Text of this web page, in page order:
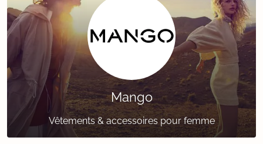
Mango
Vêtements & accessoires pour femme